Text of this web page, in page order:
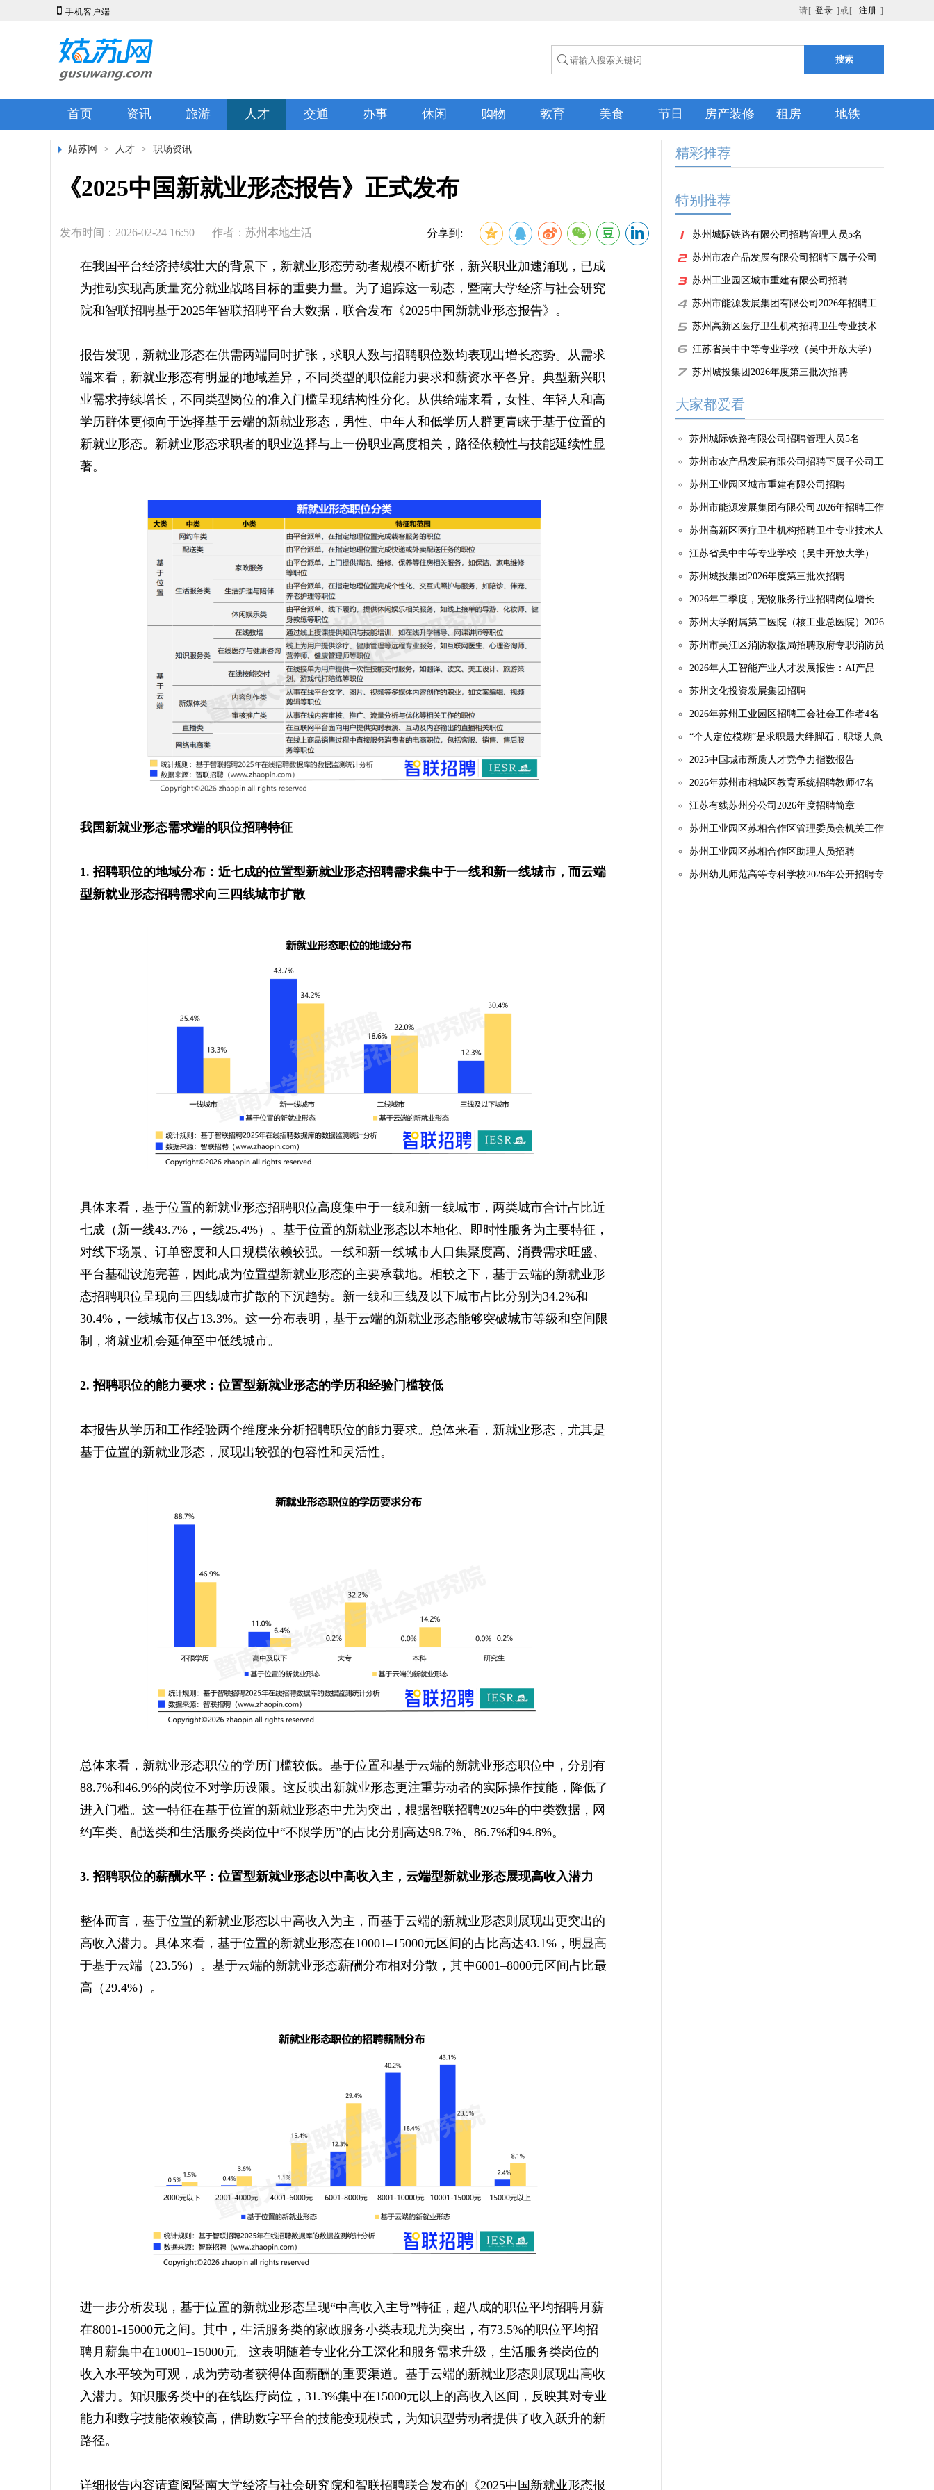
 手机客户端 请[ 登录 ]或[ 注册 ]
 搜索
首页 资讯 旅游 人才 交通 办事 休闲 购物 教育 美食 节日 房产装修 租房 地铁
姑苏网 > 人才 > 职场资讯
《2025中国新就业形态报告》正式发布
发布时间：2026-02-24 16:50 作者：苏州本地生活 分享到:
在我国平台经济持续壮大的背景下，新就业形态劳动者规模不断扩张，新兴职业加速涌现，已成
为推动实现高质量充分就业战略目标的重要力量。为了追踪这一动态，暨南大学经济与社会研究
院和智联招聘基于2025年智联招聘平台大数据，联合发布《2025中国新就业形态报告》。
报告发现，新就业形态在供需两端同时扩张，求职人数与招聘职位数均表现出增长态势。从需求
端来看，新就业形态有明显的地域差异，不同类型的职位能力要求和薪资水平各异。典型新兴职
业需求持续增长，不同类型岗位的准入门槛呈现结构性分化。从供给端来看，女性、年轻人和高
学历群体更倾向于选择基于云端的新就业形态，男性、中年人和低学历人群更青睐于基于位置的
新就业形态。新就业形态求职者的职业选择与上一份职业高度相关，路径依赖性与技能延续性显
著。
我国新就业形态需求端的职位招聘特征
1. 招聘职位的地域分布：近七成的位置型新就业形态招聘需求集中于一线和新一线城市，而云端
型新就业形态招聘需求向三四线城市扩散
具体来看，基于位置的新就业形态招聘职位高度集中于一线和新一线城市，两类城市合计占比近
七成（新一线43.7%，一线25.4%）。基于位置的新就业形态以本地化、即时性服务为主要特征，
对线下场景、订单密度和人口规模依赖较强。一线和新一线城市人口集聚度高、消费需求旺盛、
平台基础设施完善，因此成为位置型新就业形态的主要承载地。相较之下，基于云端的新就业形
态招聘职位呈现向三四线城市扩散的下沉趋势。新一线和三线及以下城市占比分别为34.2%和
30.4%，一线城市仅占13.3%。这一分布表明，基于云端的新就业形态能够突破城市等级和空间限
制，将就业机会延伸至中低线城市。
2. 招聘职位的能力要求：位置型新就业形态的学历和经验门槛较低
本报告从学历和工作经验两个维度来分析招聘职位的能力要求。总体来看，新就业形态，尤其是
基于位置的新就业形态，展现出较强的包容性和灵活性。
总体来看，新就业形态职位的学历门槛较低。基于位置和基于云端的新就业形态职位中，分别有
88.7%和46.9%的岗位不对学历设限。这反映出新就业形态更注重劳动者的实际操作技能，降低了
进入门槛。这一特征在基于位置的新就业形态中尤为突出，根据智联招聘2025年的中类数据，网
约车类、配送类和生活服务类岗位中“不限学历”的占比分别高达98.7%、86.7%和94.8%。
3. 招聘职位的薪酬水平：位置型新就业形态以中高收入主，云端型新就业形态展现高收入潜力
整体而言，基于位置的新就业形态以中高收入为主，而基于云端的新就业形态则展现出更突出的
高收入潜力。具体来看，基于位置的新就业形态在10001–15000元区间的占比高达43.1%，明显高
于基于云端（23.5%）。基于云端的新就业形态薪酬分布相对分散，其中6001–8000元区间占比最
高（29.4%）。
进一步分析发现，基于位置的新就业形态呈现“中高收入主导”特征，超八成的职位平均招聘月薪
在8001-15000元之间。其中，生活服务类的家政服务小类表现尤为突出，有73.5%的职位平均招
聘月薪集中在10001–15000元。这表明随着专业化分工深化和服务需求升级，生活服务类岗位的
收入水平较为可观，成为劳动者获得体面薪酬的重要渠道。基于云端的新就业形态则展现出高收
入潜力。知识服务类中的在线医疗岗位，31.3%集中在15000元以上的高收入区间，反映其对专业
能力和数字技能依赖较高，借助数字平台的技能变现模式，为知识型劳动者提供了收入跃升的新
路径。
详细报告内容请查阅暨南大学经济与社会研究院和智联招聘联合发布的《2025中国新就业形态报
精彩推荐
特别推荐
苏州城际铁路有限公司招聘管理人员5名
苏州市农产品发展有限公司招聘下属子公司
工作人员
苏州工业园区城市重建有限公司招聘
苏州市能源发展集团有限公司2026年招聘工
作人员简章（第三批）
苏州高新区医疗卫生机构招聘卫生专业技术
人员61名（编外合同制）
江苏省吴中中等专业学校（吴中开放大学）
2026年公开招聘教师7人
苏州城投集团2026年度第三批次招聘
大家都爱看
苏州城际铁路有限公司招聘管理人员5名
苏州市农产品发展有限公司招聘下属子公司工
作人员
苏州工业园区城市重建有限公司招聘
苏州市能源发展集团有限公司2026年招聘工作
人员简章（第三批）
苏州高新区医疗卫生机构招聘卫生专业技术人
员61名（编外合同制）
江苏省吴中中等专业学校（吴中开放大学）
2026年公开招聘教师7人
苏州城投集团2026年度第三批次招聘
2026年二季度，宠物服务行业招聘岗位增长
43.2%
苏州大学附属第二医院（核工业总医院）2026
年度补充招聘
苏州市吴江区消防救援局招聘政府专职消防员
2026年人工智能产业人才发展报告：AI产品
经理成热门岗位
苏州文化投资发展集团招聘
2026年苏州工业园区招聘工会社会工作者4名
“个人定位模糊”是求职最大绊脚石，职场人急
需“职业定位”助手多数求职者频遇简历难题，
一键诊断优化+定制功能成刚需“终身伙伴”的
2025中国城市新质人才竞争力指数报告
2026年苏州市相城区教育系统招聘教师47名
（事业编制）
江苏有线苏州分公司2026年度招聘简章
苏州工业园区苏相合作区管理委员会机关工作
人员招聘
苏州工业园区苏相合作区助理人员招聘
苏州幼儿师范高等专科学校2026年公开招聘专